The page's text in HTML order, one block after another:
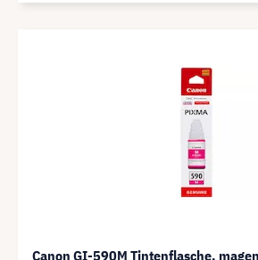
Canon GI-590M Tintenflasche,